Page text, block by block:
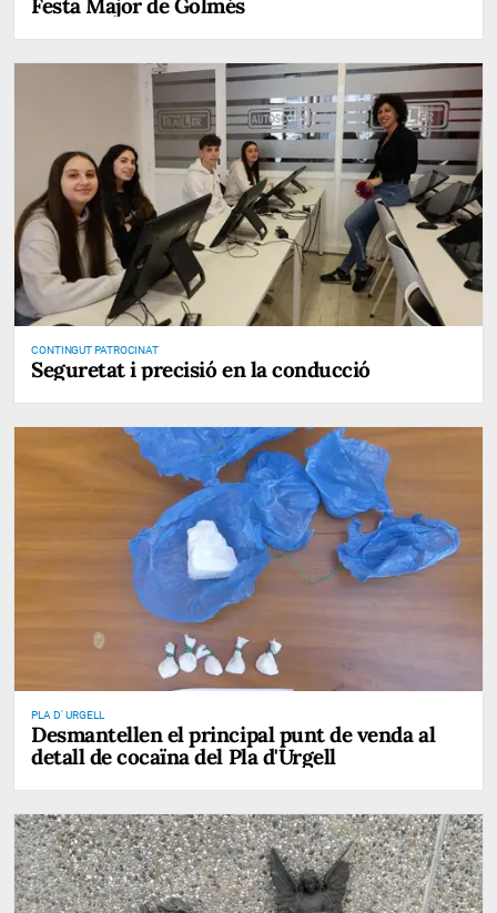
CONTINGUT PATROCINAT
Seguretat i precisió en la conducció
PLA D' URGELL
Desmantellen el principal punt de venda al
detall de cocaïna del Pla d'Urgell